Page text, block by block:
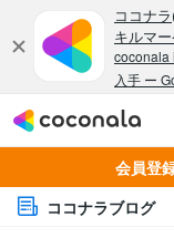
会員登
ココナラブログ